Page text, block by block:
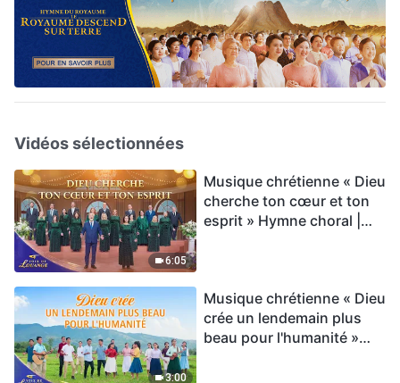
Vidéos sélectionnées
6:05
Musique chrétienne « Dieu
cherche ton cœur et ton
esprit » Hymne choral |
3:00
Musique chrétienne « Dieu
crée un lendemain plus
beau pour l'humanité »